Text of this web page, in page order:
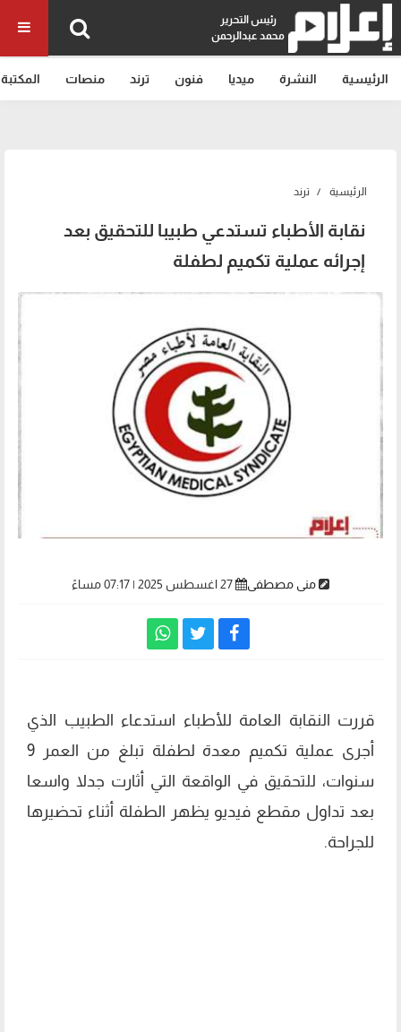
رئيس التحرير
محمد عبدالرحمن
الرئيسية النشرة ميديا فنون ترند منصات المكتبة
الرئيسية ترند
نقابة الأطباء تستدعي طبيبا للتحقيق بعد
إجرائه عملية تكميم لطفلة
منى مصطفى
قررت النقابة العامة للأطباء استدعاء الطبيب الذي
أجرى عملية تكميم معدة لطفلة تبلغ من العمر 9
سنوات، للتحقيق في الواقعة التي أثارت جدلا واسعا
بعد تداول مقطع فيديو يظهر الطفلة أثناء تحضيرها
للجراحة.